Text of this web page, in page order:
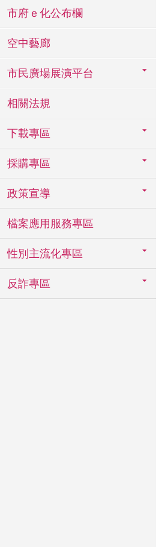
市府ｅ化公布欄
空中藝廊
市民廣場展演平台
相關法規
下載專區
採購專區
政策宣導
檔案應用服務專區
性別主流化專區
反詐專區